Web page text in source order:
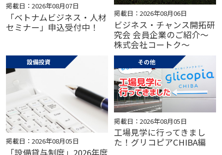
掲載日：2026年08月07日
「ベトナムビジネス・人材
セミナー」申込受付中！
掲載日：2026年08月06日
ビジネス・チャンス開拓研
究会 会員企業のご紹介～
株式会社コートク～
設備投資
掲載日：2026年08月05日
「設備貸与制度」2026年度
その他
掲載日：2026年08月05日
工場見学に行ってきまし
た！グリコピアCHIBA編